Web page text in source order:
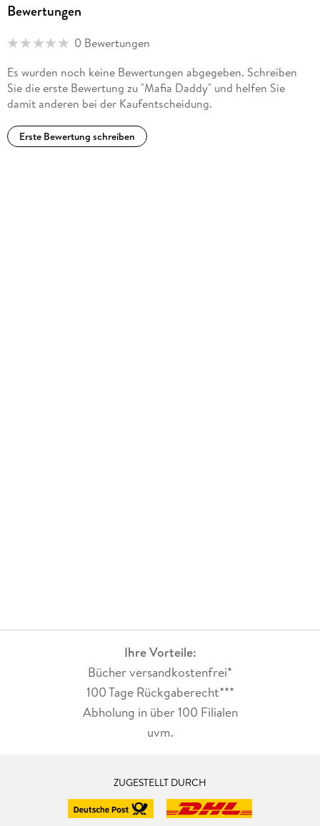
Bewertungen
0 Bewertungen
Es wurden noch keine Bewertungen abgegeben. Schreiben
Sie die erste Bewertung zu "Mafia Daddy" und helfen Sie
damit anderen bei der Kaufentscheidung.
Erste Bewertung schreiben
Ihre Vorteile:
Bücher versandkostenfrei*
100 Tage Rückgaberecht***
Abholung in über 100 Filialen
uvm.
ZUGESTELLT DURCH